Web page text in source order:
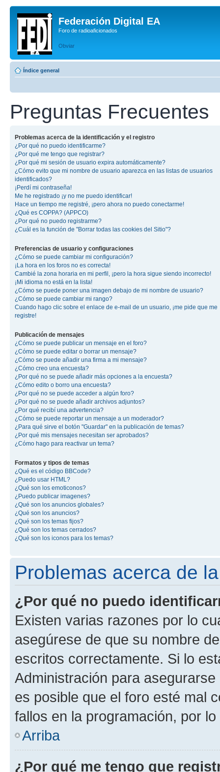
Federación Digital EA
Foro de radioaficionados
Obviar
Índice general
Preguntas Frecuentes
Problemas acerca de la identificación y el registro
¿Por qué no puedo identificarme?
¿Por qué me tengo que registrar?
¿Por qué mi sesión de usuario expira automáticamente?
¿Cómo evito que mi nombre de usuario aparezca en las listas de usuarios
identificados?
¡Perdí mi contraseña!
Me he registrado ¡y no me puedo identificar!
Hace un tiempo me registré, ¡pero ahora no puedo conectarme!
¿Qué es COPPA? (APPCO)
¿Por qué no puedo registrarme?
¿Cuál es la función de "Borrar todas las cookies del Sitio"?
Preferencias de usuario y configuraciones
¿Cómo se puede cambiar mi configuración?
¡La hora en los foros no es correcta!
Cambié la zona horaria en mi perfil, ¡pero la hora sigue siendo incorrecto!
¡Mi idioma no está en la lista!
¿Cómo se puede poner una imagen debajo de mi nombre de usuario?
¿Cómo se puede cambiar mi rango?
Cuando hago clic sobre el enlace de e-mail de un usuario, ¡me pide que me
registre!
Publicación de mensajes
¿Cómo se puede publicar un mensaje en el foro?
¿Cómo se puede editar o borrar un mensaje?
¿Cómo se puede añadir una firma a mi mensaje?
¿Cómo creo una encuesta?
¿Por qué no se puede añadir más opciones a la encuesta?
¿Cómo edito o borro una encuesta?
¿Por qué no se puede acceder a algún foro?
¿Por qué no se puede añadir archivos adjuntos?
¿Por qué recibí una advertencia?
¿Cómo se puede reportar un mensaje a un moderador?
¿Para qué sirve el botón "Guardar" en la publicación de temas?
¿Por qué mis mensajes necesitan ser aprobados?
¿Cómo hago para reactivar un tema?
Formatos y tipos de temas
¿Qué es el código BBCode?
¿Puedo usar HTML?
¿Qué son los emoticonos?
¿Puedo publicar imagenes?
¿Qué son los anuncios globales?
¿Qué son los anuncios?
¿Qué son los temas fijos?
¿Qué son los temas cerrados?
¿Qué son los iconos para los temas?
Problemas acerca de
¿Por qué no puedo
Existen varias razones por lo
asegúrese de que su nombre
escritos correctamente. Si lo
Administración para
es posible que el foro esté mal
fallos en la programación, por
Arriba
¿Por qué me tengo que